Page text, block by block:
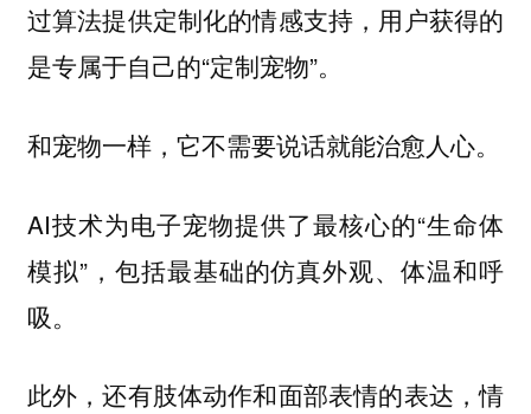
过算法提供定制化的情感支持，用户获得的
是专属于自己的“定制宠物”。
和宠物一样，它不需要说话就能治愈人心。
AI技术为电子宠物提供了最核心的“生命体
模拟”，包括最基础的仿真外观、体温和呼
吸。
此外，还有肢体动作和面部表情的表达，情